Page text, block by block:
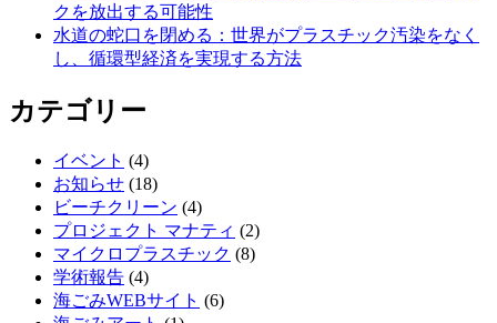
クを放出する可能性
水道の蛇口を閉める：世界がプラスチック汚染をなく
し、循環型経済を実現する方法
カテゴリー
イベント (4)
お知らせ (18)
ビーチクリーン (4)
プロジェクト マナティ (2)
マイクロプラスチック (8)
学術報告 (4)
海ごみWEBサイト (6)